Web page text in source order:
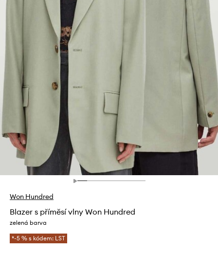
Won Hundred
Blazer s příměsí vlny Won Hundred
zelená barva
*-5 % s kódem: LST